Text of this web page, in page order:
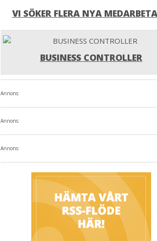
VI SÖKER FLERA NYA
BUSINESS CONTROLLER
Annons:
Annons:
Annons: